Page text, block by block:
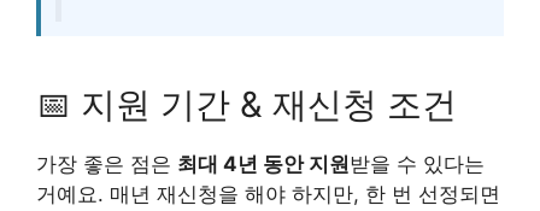
📅 지원 기간 & 재신청 조건
가장 좋은 점은 최대 4년 동안 지원받을 수 있다는
거예요. 매년 재신청을 해야 하지만, 한 번 선정되면